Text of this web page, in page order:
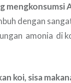
mengkonsumsi
dengan
amonia di
koi, sisa